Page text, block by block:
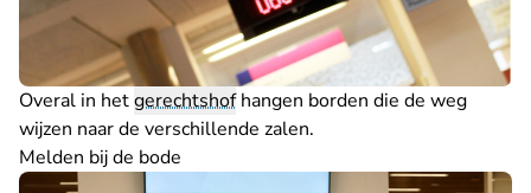
Overal in hetgerechtshofhangen borden die de weg
wijzen naar de verschillende zalen.
Melden bij de bode